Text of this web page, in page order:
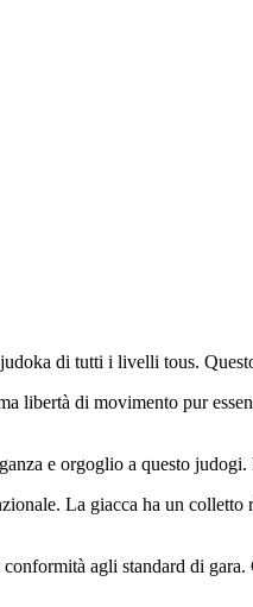
di tutti i livelli tous.
libertà di movimento pur
e orgoglio a questo
La giacca ha un
agli standard di